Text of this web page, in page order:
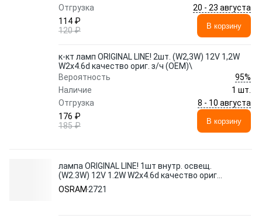
Отгрузка
20 - 23 августа
114 ₽
120 ₽
В корзину
к-кт ламп ORIGINAL LINE! 2шт. (W2,3W) 12V 1,2W
W2x4.6d качество ориг. з/ч (ОЕМ)\
Вероятность
95%
Наличие
1 шт.
Отгрузка
8 - 10 августа
176 ₽
185 ₽
В корзину
лампа ORIGINAL LINE! 1шт внутр. освещ.
(W2.3W) 12V 1.2W W2x4.6d качество ориг.
з/ч (ОЕМ)\
OSRAM 2721